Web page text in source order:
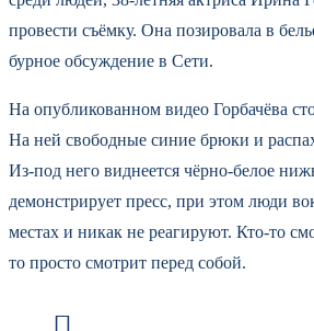
провести съёмку. Она позировала в
бурное обсуждение в Сети.
На опубликованном видео Горбачёва
На ней свободные синие брюки и
Из-под него виднеется чёрно-белое
демонстрирует пресс, при этом люди
местах и никак не реагируют. Кто-то
то просто смотрит перед собой.